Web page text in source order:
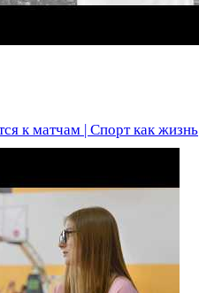
к матчам | Спорт как жизнь